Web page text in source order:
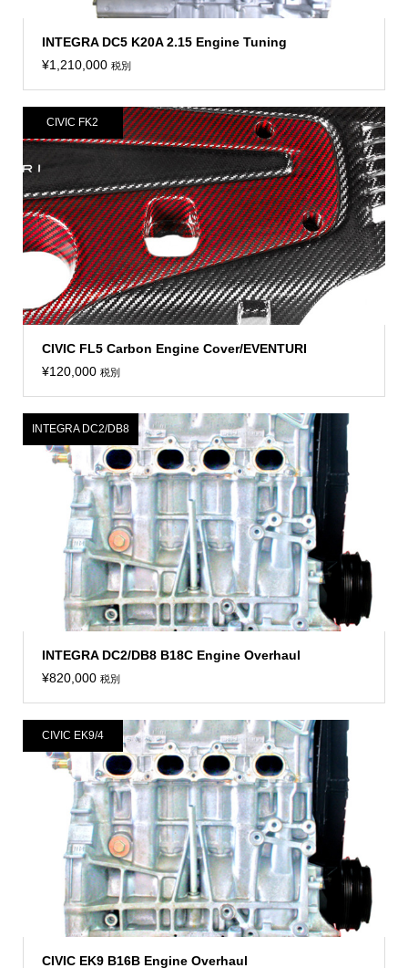
INTEGRA DC5 K20A 2.15 Engine Tuning
¥1,210,000 税別
CIVIC FL5 Carbon Engine Cover/EVENTURI
¥120,000 税別
CIVIC FK2
INTEGRA DC2/DB8 B18C Engine Overhaul
¥820,000 税別
INTEGRA DC2/DB8
CIVIC EK9 B16B Engine Overhaul
CIVIC EK9/4